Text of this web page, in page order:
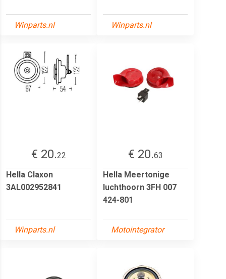
Winparts.nl Winparts.nl
€ 20.22
Hella Claxon
3AL002952841
Winparts.nl
€ 20.63
Hella Meertonige
luchthoorn 3FH 007
424-801
Motointegrator